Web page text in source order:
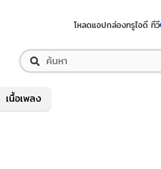
โหลดแอปกล่องทรูไอดี ทีวี
เนื้อเพลง